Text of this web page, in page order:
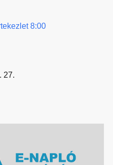
8:00
27.